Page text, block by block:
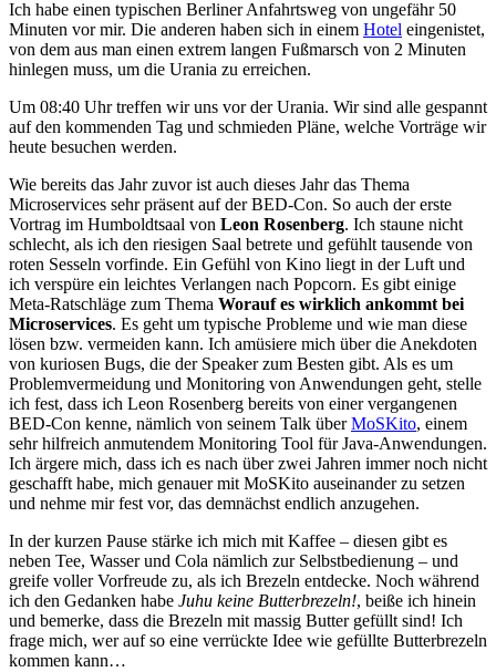
Ich habe einen typischen Berliner Anfahrtsweg von ungefähr 50
Minuten vor mir. Die anderen haben sich in einem Hotel eingenistet,
von dem aus man einen extrem langen Fußmarsch von 2 Minuten
hinlegen muss, um die Urania zu erreichen.
Um 08:40 Uhr treffen wir uns vor der Urania. Wir sind alle gespannt
auf den kommenden Tag und schmieden Pläne, welche Vorträge wir
heute besuchen werden.
Wie bereits das Jahr zuvor ist auch dieses Jahr das Thema
Microservices sehr präsent auf der BED-Con. So auch der erste
Vortrag im Humboldtsaal von Leon Rosenberg. Ich staune nicht
schlecht, als ich den riesigen Saal betrete und gefühlt tausende von
roten Sesseln vorfinde. Ein Gefühl von Kino liegt in der Luft und
ich verspüre ein leichtes Verlangen nach Popcorn. Es gibt einige
Meta-Ratschläge zum Thema Worauf es wirklich ankommt bei
Microservices. Es geht um typische Probleme und wie man diese
lösen bzw. vermeiden kann. Ich amüsiere mich über die Anekdoten
von kuriosen Bugs, die der Speaker zum Besten gibt. Als es um
Problemvermeidung und Monitoring von Anwendungen geht, stelle
ich fest, dass ich Leon Rosenberg bereits von einer vergangenen
BED-Con kenne, nämlich von seinem Talk überMoSKito, einem
sehr hilfreich anmutendem Monitoring Tool für Java-Anwendungen.
Ich ärgere mich, dass ich es nach über zwei Jahren immer noch nicht
geschafft habe, mich genauer mit MoSKito auseinander zu setzen
und nehme mir fest vor, das demnächst endlich anzugehen.
In der kurzen Pause stärke ich mich mit Kaffee – diesen gibt es
neben Tee, Wasser und Cola nämlich zur Selbstbedienung – und
greife voller Vorfreude zu, als ich Brezeln entdecke. Noch während
ich den Gedanken habe Juhu keine Butterbrezeln!, beiße ich hinein
und bemerke, dass die Brezeln mit massig Butter gefüllt sind! Ich
frage mich, wer auf so eine verrückte Idee wie gefüllte Butterbrezeln
kommen kann…